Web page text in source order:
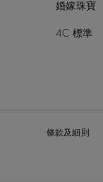
婚嫁珠寶
4C 標準
條款及細則